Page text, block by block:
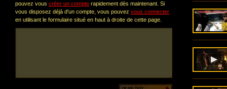
pouvez vous créer un compte rapidement dès maintenant. Si
vous disposez déjà d'un compte, vous pouvez vous connecter
en utilisant le formulaire situé en haut à droite de cette page.